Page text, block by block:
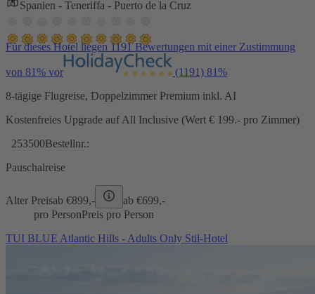
Spanien - Teneriffa - Puerto de la Cruz
Für dieses Hotel liegen 1191 Bewertungen mit einer Zustimmung
von 81% vor (1191) 81%
8-tägige Flugreise, Doppelzimmer Premium inkl. AI
Kostenfreies Upgrade auf All Inclusive (Wert € 199.- pro Zimmer)
253500Bestellnr.:
Pauschalreise
Alter Preisab €899,- ab €699,-
pro PersonPreis pro Person
TUI BLUE Atlantic Hills - Adults Only Stil-Hotel